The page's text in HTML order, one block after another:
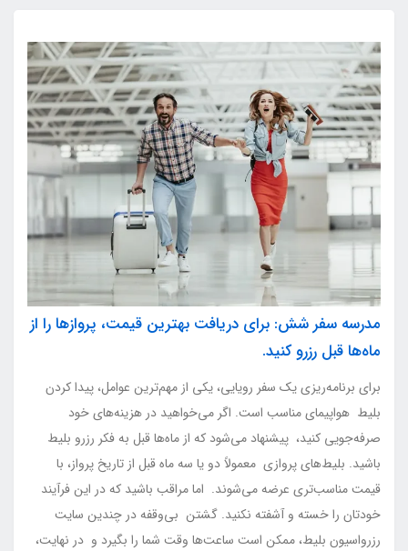
مدرسه سفر شش: برای دریافت بهترین قیمت، پروازها را از
ماه‌ها قبل رزرو کنید.
برای برنامه‌ریزی یک سفر رویایی، یکی از مهم‌ترین عوامل، پیدا کردن
بلیط هواپیمای مناسب است. اگر می‌خواهید در هزینه‌های خود
صرفه‌جویی کنید، پیشنهاد می‌شود که از ماه‌ها قبل به فکر رزرو بلیط
باشید. بلیط‌های پروازی معمولاً دو یا سه ماه قبل از تاریخ پرواز، با
قیمت مناسب‌تری عرضه می‌شوند. اما مراقب باشید که در این فرآیند
خودتان را خسته و آشفته نکنید. گشتن بی‌وقفه در چندین سایت
رزرواسیون بلیط، ممکن است ساعت‌ها وقت شما را بگیرد و در نهایت،